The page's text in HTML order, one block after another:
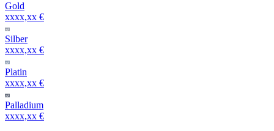
Gold
xxxx,xx €
Silber
xxxx,xx €
Platin
xxxx,xx €
Palladium
xxxx,xx €